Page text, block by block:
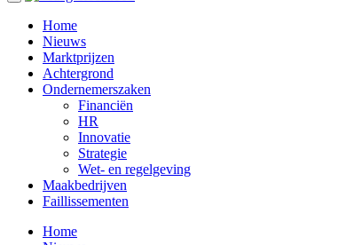
Home
Nieuws
Marktprijzen
Achtergrond
Ondernemerszaken
Financiën
HR
Innovatie
Strategie
Wet- en regelgeving
Maakbedrijven
Faillissementen
Home